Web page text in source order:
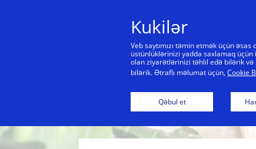
Kukilər
Veb saytımızı təmin etmək üçün
üstünlüklərinizi yadda saxlamaq üçün
olan ziyarətlərinizi təhlil edə bilərik
bilərik. Ətraflı məlumat üçün, Cookie
Qəbul et